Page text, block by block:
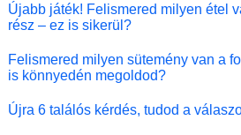
Újabb játék! Felismered milyen étel
rész – ez is sikerül?
Felismered milyen sütemény van a
is könnyedén megoldod?
Újra 6 találós kérdés, tudod a